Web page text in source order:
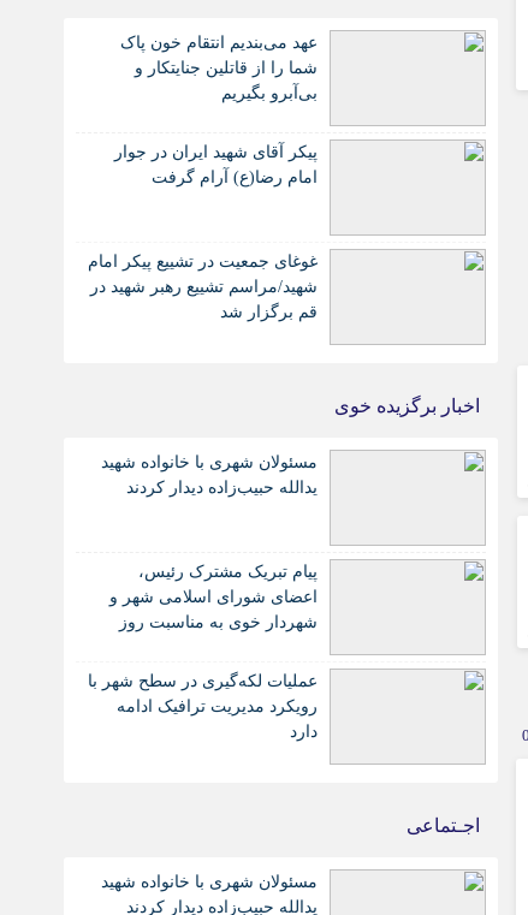
عهد می‌بندیم انتقام خون پاک
شما را از قاتلین جنایتکار و
بی‌آبرو بگیریم
پیکر آقای شهید ایران در جوار
امام رضا(ع) آرام گرفت
غوغای جمعیت در تشییع پیکر امام
شهید/مراسم تشییع رهبر شهید در
قم برگزار شد
اخبار برگزیده خوی
مسئولان شهری با خانواده شهید
یدالله حبیب‌زاده دیدار کردند
پیام تبریک مشترک رئیس،
اعضای شورای اسلامی شهر و
شهردار خوی به مناسبت روز
عملیات لکه‌گیری در سطح شهر با
رویکرد مدیریت ترافیک ادامه
دارد
اجـتماعی
مسئولان شهری با خانواده شهید
یدالله حبیب‌زاده دیدار کردند